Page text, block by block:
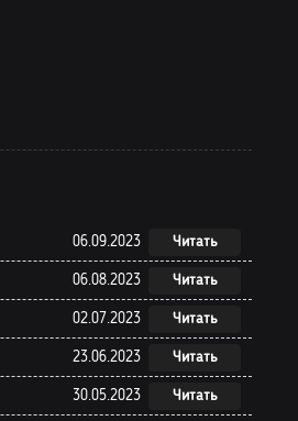
30.05.2023 Читать
23.06.2023 Читать
02.07.2023 Читать
06.08.2023 Читать
06.09.2023 Читать